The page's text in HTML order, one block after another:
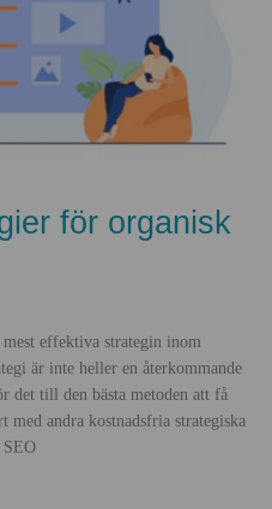
för organisk
effektiva strategin inom
är inte heller en återkommande
det till den bästa metoden att få
med andra kostnadsfria strategiska